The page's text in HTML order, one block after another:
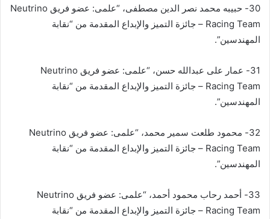
30- حبيبه محمد نصر الدين مصطفى، “علمى: عضو فريق Neutrino
Racing Team – جائزة التميز والإبداع المقدمة من “نقابة
المهندسين”.
31- عمار على عبدالله حسن، “علمى: عضو فريق Neutrino
Racing Team – جائزة التميز والإبداع المقدمة من “نقابة
المهندسين”.
32- محمود طلعت سمیر محمد، “علمى: عضو فريق Neutrino
Racing Team – جائزة التميز والإبداع المقدمة من “نقابة
المهندسين”.
33- أحمد رحاب محمود أحمد، “علمى: عضو فريق Neutrino
Racing Team – جائزة التميز والإبداع المقدمة من “نقابة